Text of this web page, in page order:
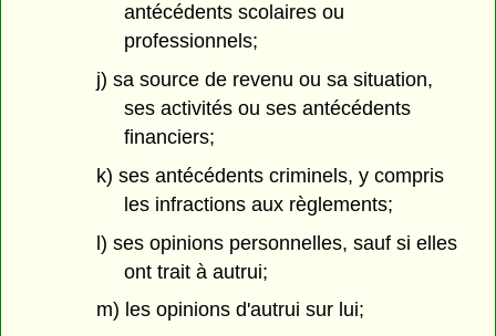
antécédents scolaires ou
professionnels;
j) sa source de revenu ou sa situation,
ses activités ou ses antécédents
financiers;
k) ses antécédents criminels, y compris
les infractions aux règlements;
l) ses opinions personnelles, sauf si elles
ont trait à autrui;
m) les opinions d'autrui sur lui;